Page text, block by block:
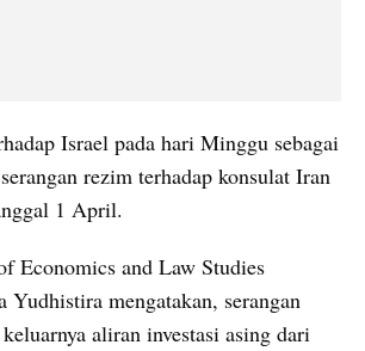
Israel pada hari Minggu sebagai
rezim terhadap konsulat Iran
1 April.
Economics and Law Studies
mengatakan, serangan
aliran investasi asing dari